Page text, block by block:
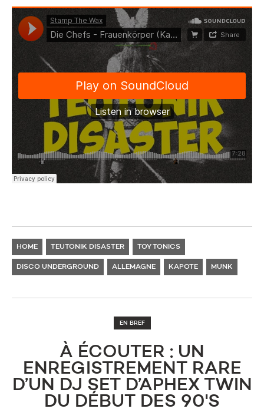
HOME TEUTONIK DISASTER TOY TONICS
DISCO UNDERGROUND ALLEMAGNE KAPOTE MUNK
EN BREF
À ÉCOUTER : UN
ENREGISTREMENT RARE
D’UN DJ SET D’APHEX TWIN
DU DÉBUT DES 90'S